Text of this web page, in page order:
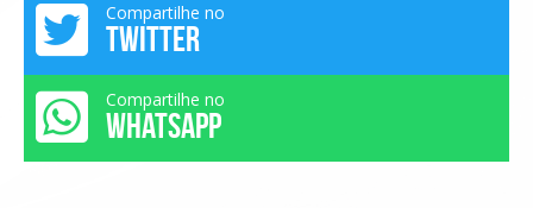
Compartilhe no
TWITTER
Compartilhe no
WHATSAPP